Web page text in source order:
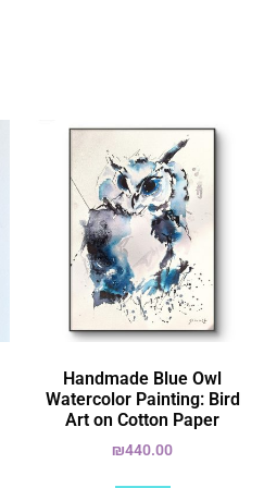
Handmade Blue Owl
Watercolor Painting: Bird
Art on Cotton Paper
₪440.00